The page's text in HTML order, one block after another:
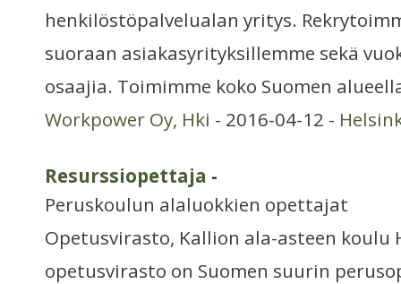
henkilöstöpalvelualan yritys.
suoraan asiakasyrityksillemme sekä
osaajia. Toimimme koko Suomen
Workpower Oy, Hki - 2016-04-12 -
Resurssiopettaja -
Peruskoulun alaluokkien opettajat
Opetusvirasto, Kallion ala-asteen koulu
opetusvirasto on Suomen suurin